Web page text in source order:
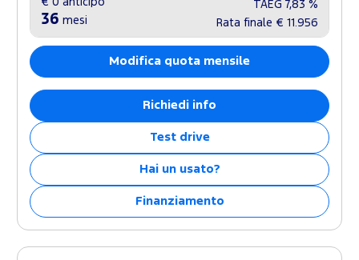
€ 0 anticipo
36 mesi
TAEG 7,83 %
Rata finale € 11.956
Modifica quota mensile
Richiedi info
Test drive
Hai un usato?
Finanziamento